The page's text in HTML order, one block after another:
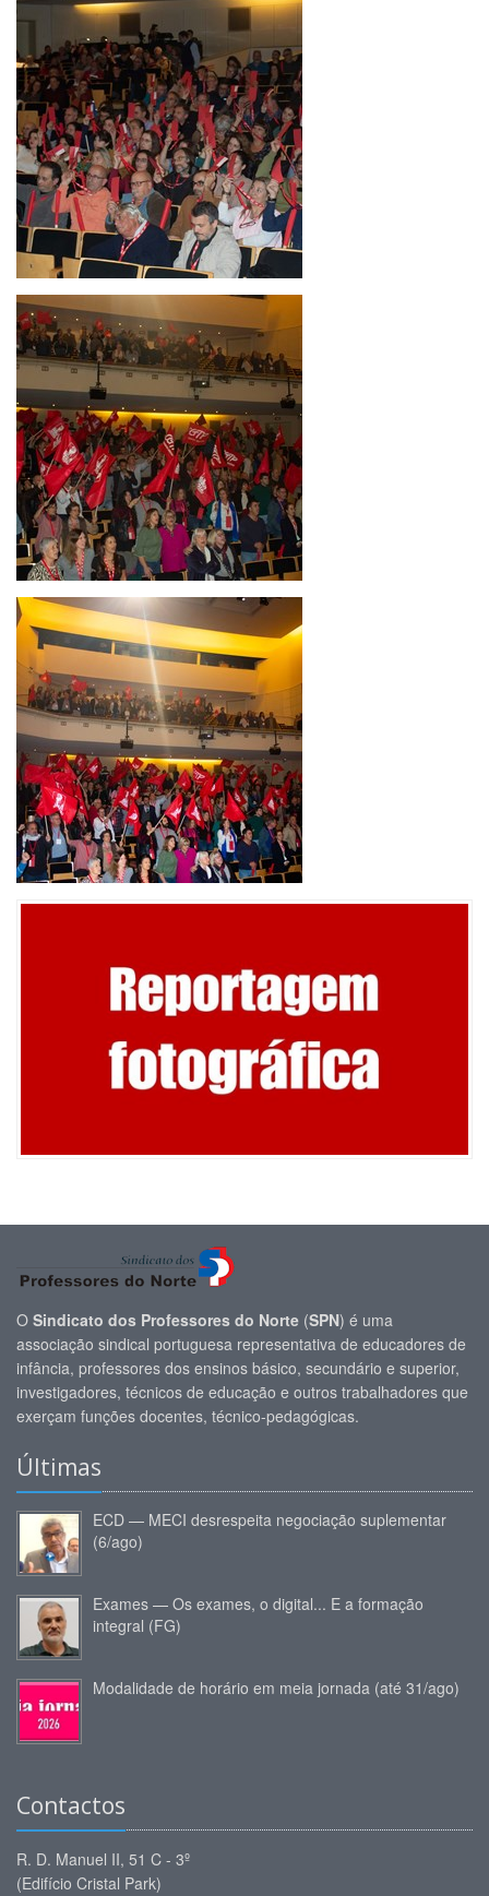
O Sindicato dos Professores do Norte (SPN) é uma
associação sindical portuguesa representativa de educadores de
infância, professores dos ensinos básico, secundário e superior,
investigadores, técnicos de educação e outros trabalhadores que
exerçam funções docentes, técnico-pedagógicas.
Últimas
ECD — MECI desrespeita negociação suplementar
(6/ago)
Exames — Os exames, o digital... E a formação
integral (FG)
Modalidade de horário em meia jornada (até 31/ago)
Contactos
R. D. Manuel II, 51 C - 3º
(Edifício Cristal Park)